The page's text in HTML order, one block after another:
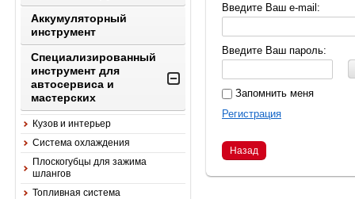
Аккумуляторный
инструмент
Специализированный
инструмент для
автосервиса и
мастерских
Кузов и интерьер
Система охлаждения
Плоскогубцы для зажима
шлангов
Топливная система
Введите Ваш e-mail:
Введите Ваш пароль:
Запомнить меня
Регистрация
Назад